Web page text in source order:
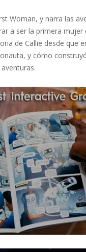
Woman, y narra las
a ser la primera mujer
de Callie desde que
y cómo